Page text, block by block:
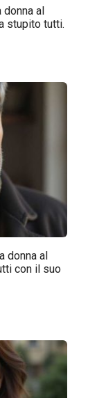
al
stupito tutti.
donna al
con il suo